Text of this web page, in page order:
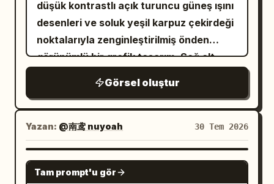
Görsel stil: Oldukça detaylı mürekkepli
çizim sanatı, sadece ses dalgaları,
açıklamalar ve küçük etiket için sınırlı
kırmızı vurgularla birlikte soluk siyah ve
sepya tonları. Görsel, modern bir
infografik posterle harmanlanmış eski bir
Çin hikaye kitabı diyagramı gibi
hissettirmeli. Fotogerçekçilik yok, parlak
filigran yok.
birbirine çok benzemelidir. Ortadaki
büyük görsel daha keskin ve görkemli
olmalı, ancak halihazırda tekrarlanan
doku desenlerini ve bindirilmiş efektleri
göstermelidir. En alttaki görsel belirgin
şekilde bozulmuş görünmelidir: gürültülü,
bulanık, aşırı doygun, benekli, çarpık
detaylar, çift kenarlar, kıtır dokular ve
aşırı birikmiş fırça benzeri yapılar; ancak
yine de aynı fantezi kale caddesi olduğu
anlaşılmalıdır. Metin içeriği: Orta görselin
üst arka planı büyük, kırmızı, geometrik
diyagonal bir mimari şekil doldurur. Sol
alt köşede küçük bir şehir manzarası ve
kırmızı bir şerit bulunur. Metin içeriği:
Rusça olarak tam 5 büyük başlık bloğu
kullanın, kalın ve sıkıştırılmış blok
harflerle: 1) üzerinde küçük bir kırmızı
yıldız ve ince hız çizgileri olan üstteki
kırmızı "ПРОСТО" kelimesi, 2) lacivert
şerit "ЕЩЕ ОДИН ДЕНЬ", 3) kırmızı şerit
düşük kontrastlı açık turuncu güneş ışını
desenleri ve soluk yeşil karpuz çekirdeği
noktalarıyla zenginleştirilmiş önden
görünümlü bir grafik tasarım. Sağ alt
açık yeşil kabuğu, parlak kırmızı ince
dokulu içi, birkaç doğal siyah çekirdeği
ve parlayan suyuyla bütün bir oval
karpuz, ikiye bölünmüş bir karpuz ve
kademeli dilimler yer alıyor. Sol üstte,
ürün adı "
Qilin Karpuzu
Görsel oluştur
Yazan: @南鸢 nuyoah 30 Tem 2026
GPT IMAGE 2
Tam prompt'u gör